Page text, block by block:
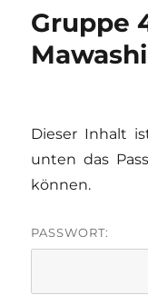
Gruppe
Dieser Inhalt
unten das
können.
PASSWORT: